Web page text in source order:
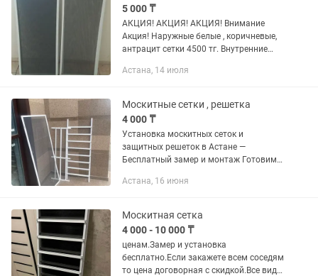
5 000 ₸
АКЦИЯ! АКЦИЯ! АКЦИЯ! Внимание
Акция! Наружные белые , коричневые,
антрацит сетки 4500 тг. Внутренние
антрацитовые решетка+москитная
Астана, 14 июля
Москитные сетки , решетка
4 000 ₸
Установка москитных сеток и
защитных решеток в Астане —
Бесплатный замер и монтаж Готовим
Классических москитных сеток •
Астана, 16 июня
Москитная сетка
4 000 - 10 000 ₸
ценам.Замер и установка
бесплатно.Если закажете всем соседям
то цена договорная с скидкой.Все виды